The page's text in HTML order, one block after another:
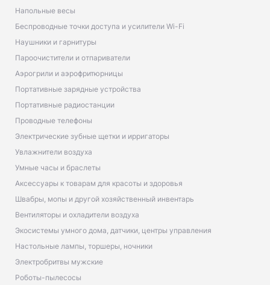
Напольные весы
Беспроводные точки доступа и усилители Wi-Fi
Наушники и гарнитуры
Пароочистители и отпариватели
Аэрогрили и аэрофритюрницы
Портативные зарядные устройства
Портативные радиостанции
Проводные телефоны
Электрические зубные щетки и ирригаторы
Увлажнители воздуха
Умные часы и браслеты
Аксессуары к товарам для красоты и здоровья
Швабры, мопы и другой хозяйственный инвентарь
Вентиляторы и охладители воздуха
Экосистемы умного дома, датчики, центры управления
Настольные лампы, торшеры, ночники
Электробритвы мужские
Роботы-пылесосы